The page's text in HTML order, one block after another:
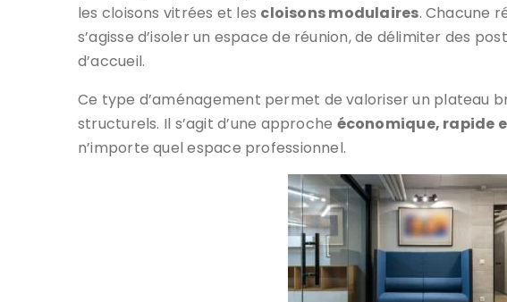
les cloisons vitrées et les cloisons modulaires. Chacune
s’agisse d’isoler un espace de réunion, de délimiter des
d’accueil.
Ce type d’aménagement permet de valoriser un plateau
structurels. Il s’agit d’une approche économique, rapide
n’importe quel espace professionnel.